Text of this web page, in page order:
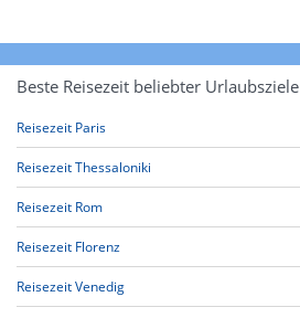
Beste Reisezeit beliebter Urlaubsziele
Reisezeit Paris
Reisezeit Thessaloniki
Reisezeit Rom
Reisezeit Florenz
Reisezeit Venedig